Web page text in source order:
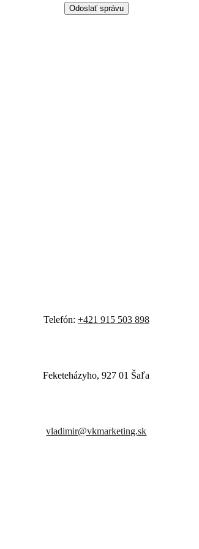
Odoslať správu
Telefón: +421 915 503 898
Feketeházyho, 927 01 Šaľa
vladimir@vkmarketing.sk